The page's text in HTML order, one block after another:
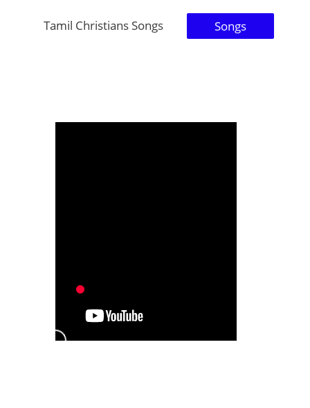
Tamil Christians Songs Songs